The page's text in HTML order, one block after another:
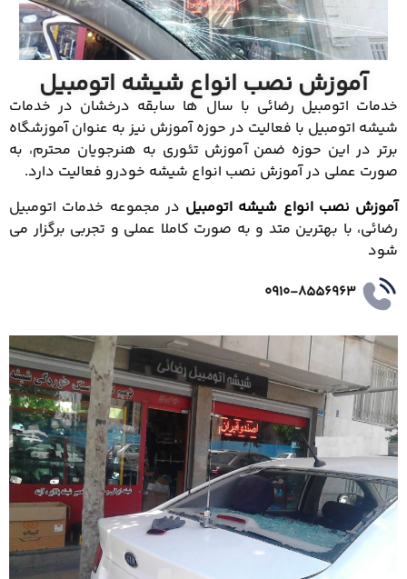
آموزش نصب انواع شیشه اتومبیل
خدمات اتومبیل رضائی با سال ها سابقه درخشان در خدمات
شیشه اتومبیل با فعالیت در حوزه آموزش نیز به عنوان آموزشگاه
برتر در این حوزه ضمن آموزش تئوری به هنرجویان محترم، به
صورت عملی در آموزش نصب انواع شیشه خودرو فعالیت دارد.
آموزش نصب انواع شیشه اتومبیل در مجموعه خدمات اتومبیل
رضائی، با بهترین متد و به صورت کاملا عملی و تجربی برگزار می
شود
0910-8556963